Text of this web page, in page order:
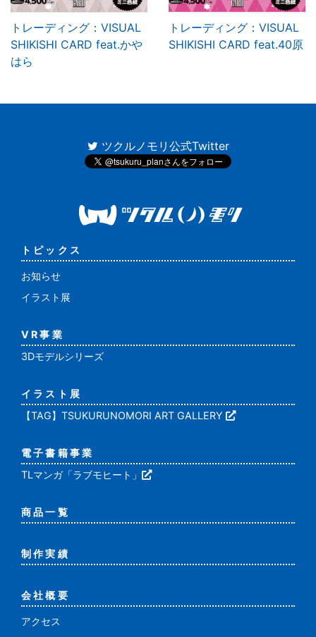
トレーディング：VISUAL
SHIKISHI CARD feat.かや
はら
トレーディング：VISUAL
SHIKISHI CARD feat.40原
トピックス
お知らせ
イラスト展
VR事業
3Dモデルシリーズ
イラスト展
【TAG】TSUKURUNOMORI ART GALLERY
電子書籍事業
TLマンガ「ラブモヒート」
商品一覧
制作実績
会社概要
アクセス
ツクルノモリ公式Twitter